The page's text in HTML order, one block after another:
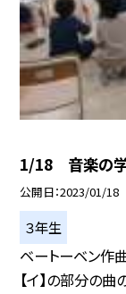
1/18 音楽の
公開日 2023/01/18
３年生
ベートーベン作曲
【イ】の部分の曲